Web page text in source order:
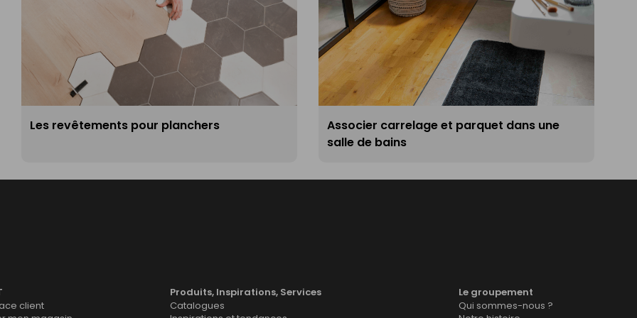
Les revêtements pour planchers
Associer carrelage et parquet dans une
salle de bains
client
Produits, Inspirations, Services
Catalogues
Le groupement
Qui sommes-nous ?